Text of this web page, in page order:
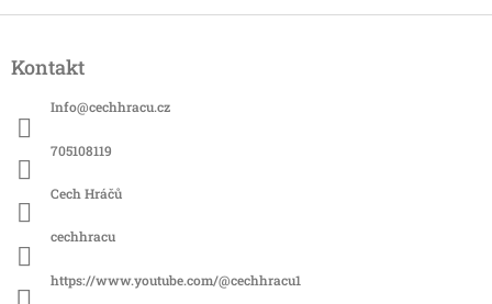
pKontakt
Info@cechhracu.cz
705108119
Cech Hráčů
cechhracu
https://www.youtube.com/@cechhracu1